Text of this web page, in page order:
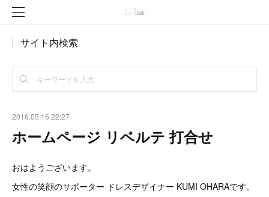
サイト内検索
2016.05.16 22:27
ホームページ リベルテ 打合せ
おはようございます。
女性の笑顔のサポーター ドレスデザイナー KUMI OHARAです。